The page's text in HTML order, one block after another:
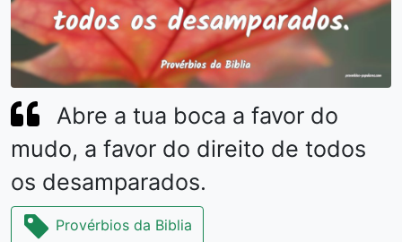
Abre a tua boca a favor do
mudo, a favor do direito de todos
os desamparados.
Provérbios da Biblia